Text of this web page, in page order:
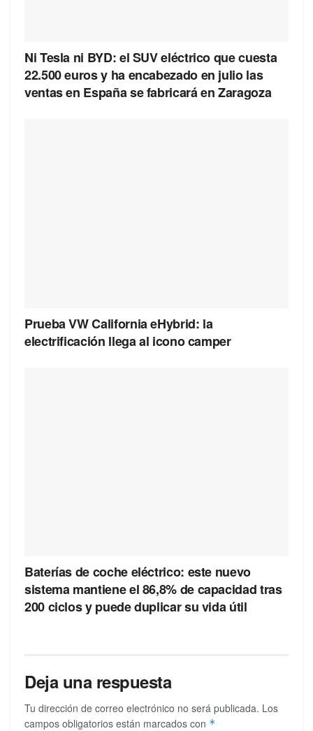
Ni Tesla ni BYD: el SUV eléctrico que cuesta
22.500 euros y ha encabezado en julio las
ventas en España se fabricará en Zaragoza
Prueba VW California eHybrid: la
electrificación llega al icono camper
Baterías de coche eléctrico: este nuevo
sistema mantiene el 86,8% de capacidad tras
200 ciclos y puede duplicar su vida útil
Deja una respuesta
Tu dirección de correo electrónico no será publicada. Los
campos obligatorios están marcados con *